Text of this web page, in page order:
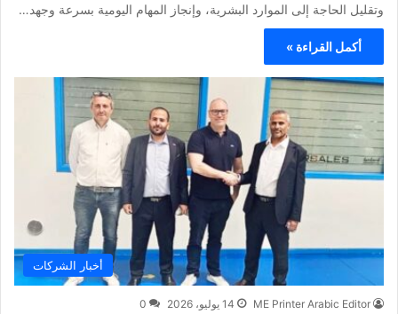
وتقليل الحاجة إلى الموارد البشرية، وإنجاز المهام اليومية بسرعة وجهد…
أكمل القراءة »
أخبار الشركات
ME Printer Arabic Editor 14 يوليو، 2026 0